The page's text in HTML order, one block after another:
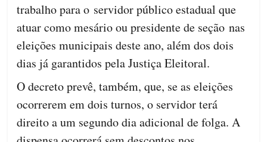
trabalho para o servidor público estadual que
atuar como mesário ou presidente de seção nas
eleições municipais deste ano, além dos dois
dias já garantidos pela Justiça Eleitoral.
O decreto prevê, também, que, se as eleições
ocorrerem em dois turnos, o servidor terá
direito a um segundo dia adicional de folga. A